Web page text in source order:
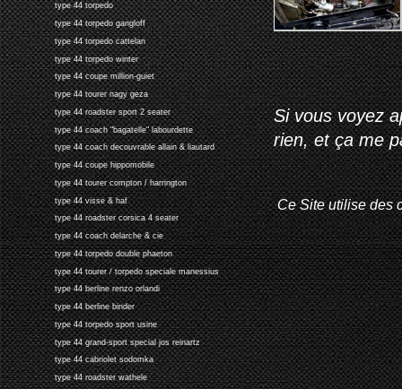
type 44 torpedo
type 44 torpedo gangloff
type 44 torpedo cattelan
type 44 torpedo winter
type 44 coupe million-guiet
type 44 tourer nagy geza
type 44 roadster sport 2 seater
type 44 coach "bagatelle" labourdette
type 44 coach decouvrable allain & liautard
type 44 coupe hippomobile
type 44 tourer compton / harrington
type 44 visse & haf
type 44 roadster corsica 4 seater
type 44 coach delarche & cie
type 44 torpedo double phaeton
type 44 tourer / torpedo speciale manessius
type 44 berline renzo orlandi
type 44 berline binder
type 44 torpedo sport usine
type 44 grand-sport special jos reinartz
type 44 cabriolet sodomka
type 44 roadster wathele
Si vous voyez
rien, et ça me
Ce Site utilise des